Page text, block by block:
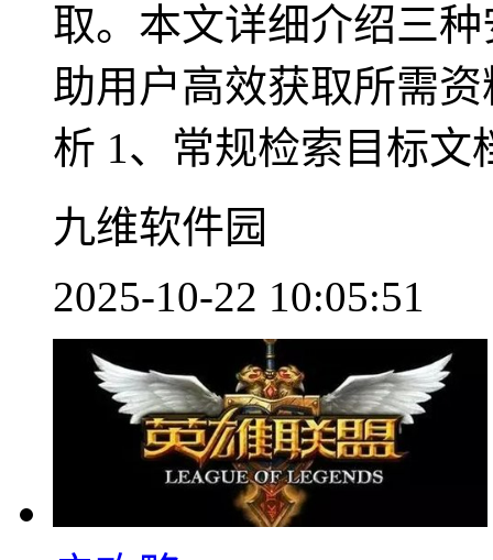
取。本文详细介绍三
助用户高效获取所需
析 1、常规检索目标文
九维软件园
2025-10-22 10:05:51